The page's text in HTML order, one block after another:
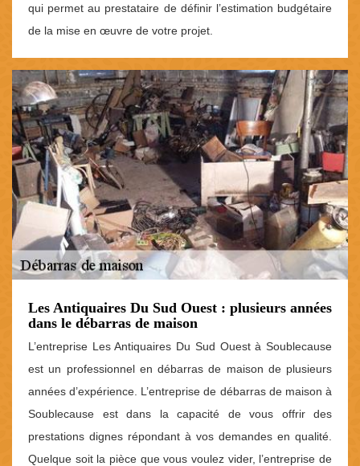
qui permet au prestataire de définir l’estimation budgétaire
de la mise en œuvre de votre projet.
Les Antiquaires Du Sud Ouest : plusieurs années
dans le débarras de maison
L’entreprise Les Antiquaires Du Sud Ouest à Soublecause
est un professionnel en débarras de maison de plusieurs
années d’expérience. L’entreprise de débarras de maison à
Soublecause est dans la capacité de vous offrir des
prestations dignes répondant à vos demandes en qualité.
Quelque soit la pièce que vous voulez vider, l’entreprise de